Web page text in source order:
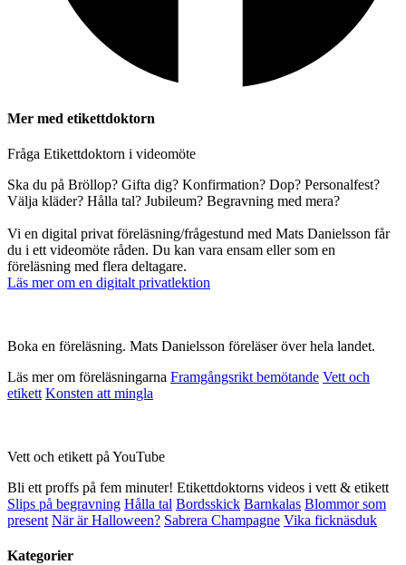
Mer med etikettdoktorn
Fråga Etikettdoktorn i videomöte
Ska du på Bröllop? Gifta dig? Konfirmation? Dop? Personalfest?
Välja kläder? Hålla tal? Jubileum? Begravning med mera?
Vi en digital privat föreläsning/frågestund med Mats Danielsson får
du i ett videomöte råden. Du kan vara ensam eller som en
föreläsning med flera deltagare.
Läs mer om en digitalt privatlektion
Boka en föreläsning. Mats Danielsson föreläser över hela landet.
Läs mer om föreläsningarna Framgångsrikt bemötande Vett och
etikett Konsten att mingla
Vett och etikett på YouTube
Bli ett proffs på fem minuter! Etikettdoktorns videos i vett & etikett
Slips på begravning Hålla tal Bordsskick Barnkalas Blommor som
present När är Halloween? Sabrera Champagne Vika ficknäsduk
Kategorier